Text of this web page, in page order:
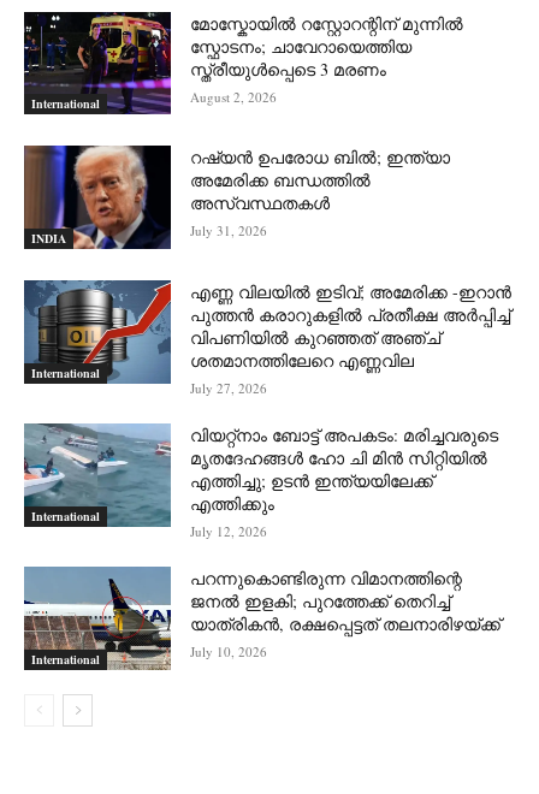
International
മോസ്കോയിൽ റസ്റ്റോറന്റിന് മുന്നിൽ
സ്ഫോടനം; ചാവേറായെത്തിയ
സ്ത്രീയുൾപ്പെടെ 3 മരണം
August 2, 2026
INDIA
റഷ്യന്‍ ഉപരോധ ബില്‍; ഇന്ത്യാ
അമേരിക്ക ബന്ധത്തില്‍
അസ്വസ്ഥതകള്‍
July 31, 2026
International
എണ്ണ വിലയില്‍ ഇടിവ്; അമേരിക്ക -ഇറാന്‍
പുത്തന്‍ കരാറുകളില്‍ പ്രതീക്ഷ അര്‍പ്പിച്ച്
വിപണിയില്‍ കുറഞ്ഞത് അഞ്ച്
ശതമാനത്തിലേറെ എണ്ണവില
July 27, 2026
International
വിയറ്റ്നാം ബോട്ട് അപകടം: മരിച്ചവരുടെ
മൃതദേഹങ്ങൾ ഹോ ചി മിൻ സിറ്റിയിൽ
എത്തിച്ചു; ഉടൻ ഇന്ത്യയിലേക്ക്
എത്തിക്കും
July 12, 2026
International
പറന്നുകൊണ്ടിരുന്ന വിമാനത്തിന്റെ
ജനൽ ഇളകി; പുറത്തേക്ക് തെറിച്ച്
യാത്രികൻ, രക്ഷപ്പെട്ടത് തലനാരിഴയ്ക്ക്
July 10, 2026